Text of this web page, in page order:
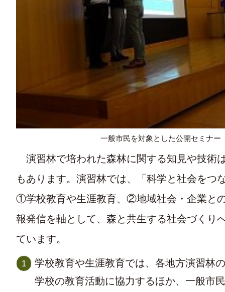
一般市民を対象とした公開セミナー
演習林で培われた森林に関する知見や技術
もあります。演習林では、「科学と社会をつ
①学校教育や生涯教育、②地域社会・企業と
報発信を軸として、森と共生する社会づくり
ています。
学校教育や生涯教育では、各地方演習林
学校の教育活動に協力するほか、一般市